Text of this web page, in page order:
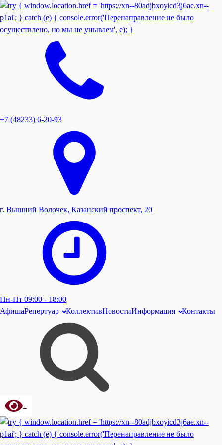
+7 (48233) 6-20-93
г. Вышний Волочек, Казанский проспект, 20
Пн-Пт 09:00 - 18:00
АфишаРепертуар КоллективНовостиИнформация Контакты